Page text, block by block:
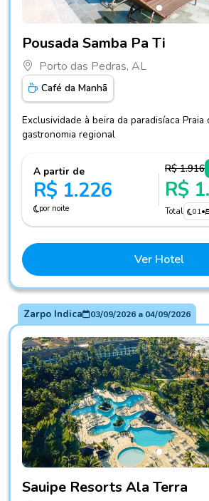
Pousada Samba Pa Ti
Porto das Pedras, AL
Café da Manhã
Exclusividade à beira da paradisíaca Praia
gastronomia regional
A partir de
R$ 1.226
por noite
R$ 1.916
R$
Total 01•
Ver Hotel
Zarpo Indica 03/09/2026a 04/09/2026
Sauipe Resorts Ala Terra